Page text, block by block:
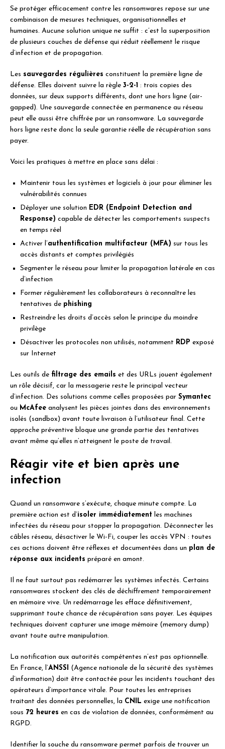
Se protéger efficacement contre les ransomwares repose sur une
combinaison de mesures techniques, organisationnelles et
humaines. Aucune solution unique ne suffit : c’est la superposition
de plusieurs couches de défense qui réduit réellement le risque
d’infection et de propagation.
Les sauvegardes régulières constituent la première ligne de
défense. Elles doivent suivre la règle 3-2-1 : trois copies des
données, sur deux supports différents, dont une hors ligne (air-
gapped). Une sauvegarde connectée en permanence au réseau
peut elle aussi être chiffrée par un ransomware. La sauvegarde
hors ligne reste donc la seule garantie réelle de récupération sans
payer.
Voici les pratiques à mettre en place sans délai :
Maintenir tous les systèmes et logiciels à jour pour éliminer les
vulnérabilités connues
Déployer une solution EDR (Endpoint Detection and
Response) capable de détecter les comportements suspects
en temps réel
Activer l’authentification multifacteur (MFA) sur tous les
accès distants et comptes privilégiés
Segmenter le réseau pour limiter la propagation latérale en cas
d’infection
Former régulièrement les collaborateurs à reconnaître les
tentatives de phishing
Restreindre les droits d’accès selon le principe du moindre
privilège
Désactiver les protocoles non utilisés, notamment RDP exposé
sur Internet
Les outils de filtrage des emails et des URLs jouent également
un rôle décisif, car la messagerie reste le principal vecteur
d’infection. Des solutions comme celles proposées par Symantec
ou McAfee analysent les pièces jointes dans des environnements
isolés (sandbox) avant toute livraison à l’utilisateur final. Cette
approche préventive bloque une grande partie des tentatives
avant même qu’elles n’atteignent le poste de travail.
Réagir vite et bien après une
infection
Quand un ransomware s’exécute, chaque minute compte. La
première action est d’isoler immédiatement les machines
infectées du réseau pour stopper la propagation. Déconnecter les
câbles réseau, désactiver le Wi-Fi, couper les accès VPN : toutes
ces actions doivent être réflexes et documentées dans un plan de
réponse aux incidents préparé en amont.
Il ne faut surtout pas redémarrer les systèmes infectés. Certains
ransomwares stockent des clés de déchiffrement temporairement
en mémoire vive. Un redémarrage les efface définitivement,
supprimant toute chance de récupération sans payer. Les équipes
techniques doivent capturer une image mémoire (memory dump)
avant toute autre manipulation.
La notification aux autorités compétentes n’est pas optionnelle.
En France, l’ANSSI
(Agence nationale de la sécurité des systèmes
d’information) doit être contactée pour les incidents touchant des
opérateurs d’importance vitale. Pour toutes les entreprises
traitant des données personnelles, la CNIL exige une notification
sous 72 heures en cas de violation de données, conformément au
RGPD.
Identifier la souche du ransomware permet parfois de trouver un